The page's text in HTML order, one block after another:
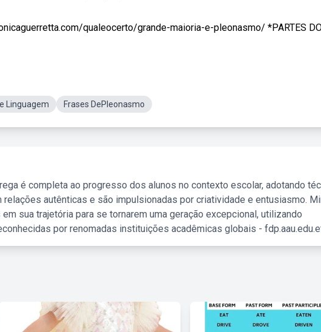
qualeocerto/grande-maioria-e-pleonasmo/ *PARTES
Linguagem Frases DePleonasmo
é completa ao progresso dos alunos no contexto escolar, adotando
autênticas e são impulsionadas por criatividade e entusiasmo.
sua trajetória para se tornarem uma geração excepcional, utilizando
por renomadas instituições acadêmicas globais -